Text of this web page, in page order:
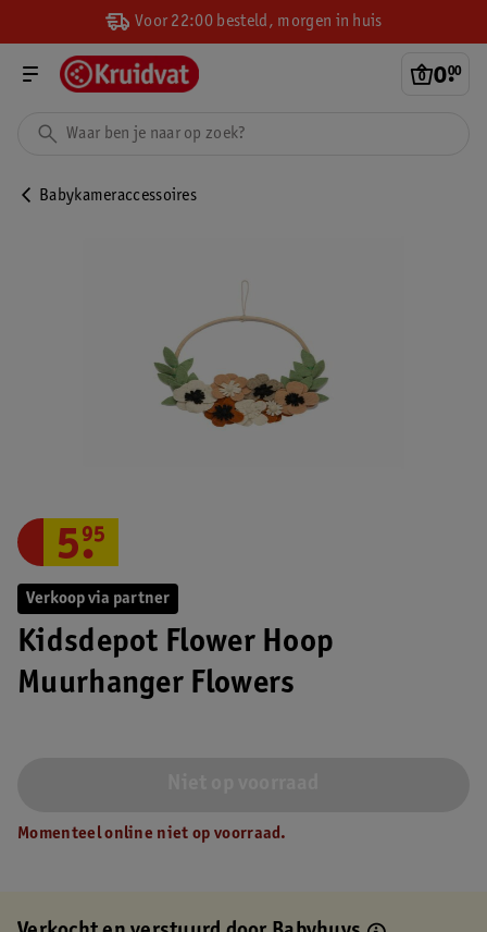
Voor 22:00 besteld, morgen in huis
0.
00
Babykameraccessoires
Verkoop via partner
Kidsdepot Flower Hoop
Muurhanger Flowers
5.
95
Momenteel online niet op voorraad.